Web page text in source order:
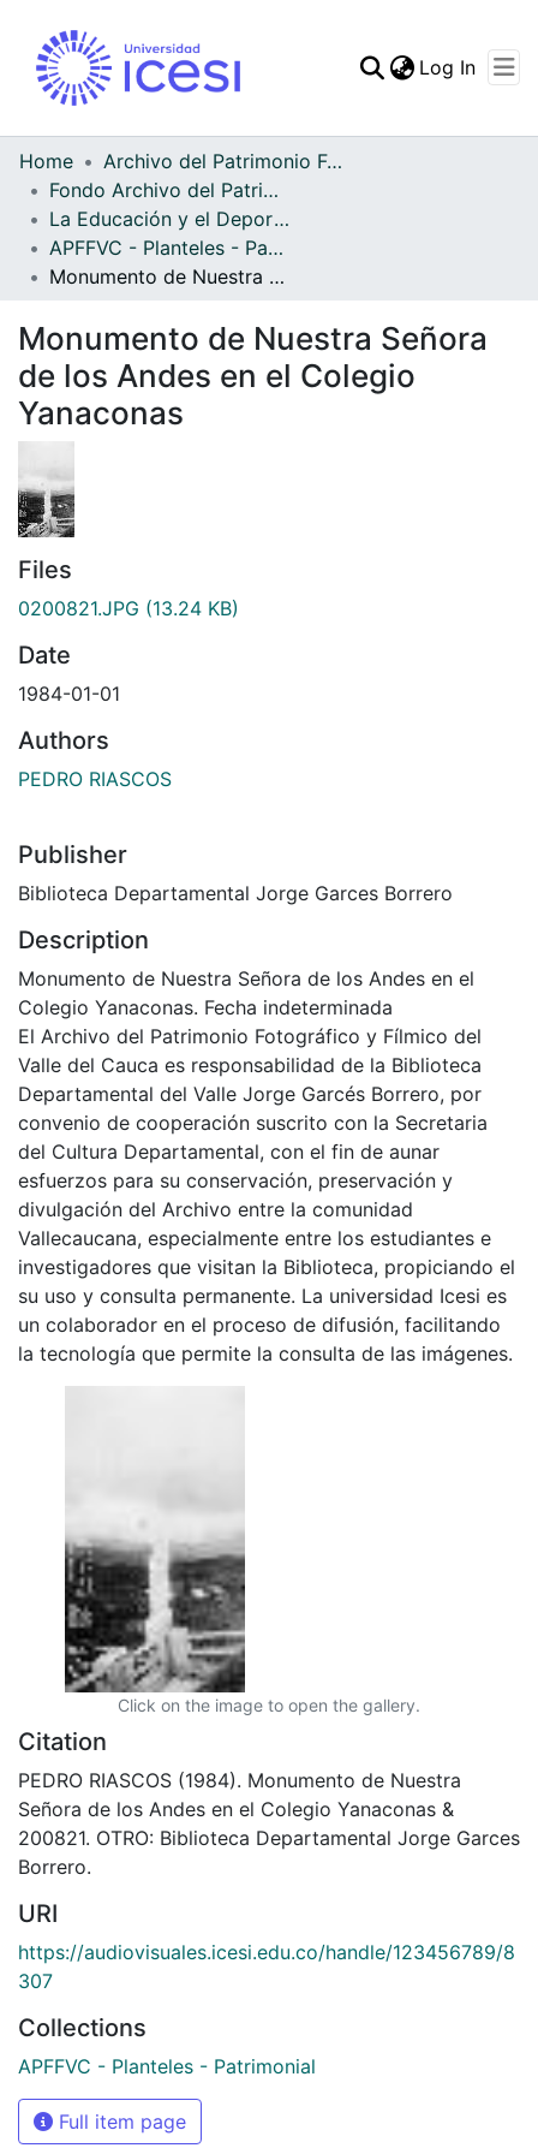
Log In
Home
Archivo del Patrimonio Fotográfico y Fílmico del Valle del Cauca
Fondo Archivo del Patrimonio Fotográfico y Fílmico del Valle del Cauca
La Educación y el Deporte
APFFVC - Planteles - Patrimonial
Monumento de Nuestra Señora de los Andes en el Colegio Yanaconas
Monumento de Nuestra Señora
de los Andes en el Colegio
Yanaconas
Files
0200821.JPG (13.24 KB)
Date
1984-01-01
Authors
PEDRO RIASCOS
Publisher
Biblioteca Departamental Jorge Garces Borrero
Description
Monumento de Nuestra Señora de los Andes en el
Colegio Yanaconas. Fecha indeterminada
El Archivo del Patrimonio Fotográfico y Fílmico del
Valle del Cauca es responsabilidad de la Biblioteca
Departamental del Valle Jorge Garcés Borrero, por
convenio de cooperación suscrito con la Secretaria
del Cultura Departamental, con el fin de aunar
esfuerzos para su conservación, preservación y
divulgación del Archivo entre la comunidad
Vallecaucana, especialmente entre los estudiantes e
investigadores que visitan la Biblioteca, propiciando el
su uso y consulta permanente. La universidad Icesi es
un colaborador en el proceso de difusión, facilitando
la tecnología que permite la consulta de las imágenes.
Click on the image to open the gallery.
Citation
PEDRO RIASCOS (1984). Monumento de Nuestra
Señora de los Andes en el Colegio Yanaconas &
200821. OTRO: Biblioteca Departamental Jorge Garces
Borrero.
URI
https://audiovisuales.icesi.edu.co/handle/123456789/8
307
Collections
APFFVC - Planteles - Patrimonial
Full item page